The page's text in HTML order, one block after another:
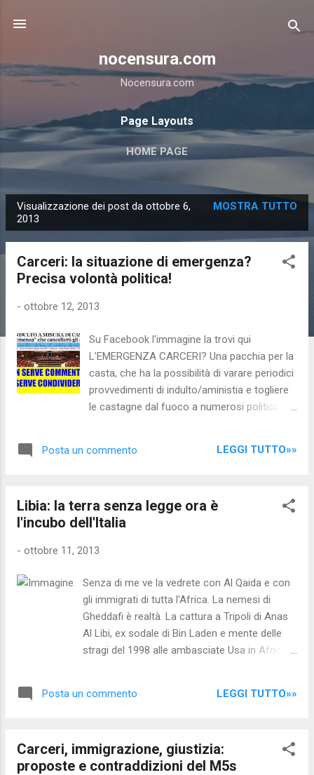
nocensura.com
Nocensura.com
Page Layouts
HOME PAGE
o
Visualizzazione dei post da ottobre 6,
2013
MOSTRA TUTTO
Carceri: la situazione di emergenza?
Precisa volontà politica!
- ottobre 12, 2013
Su Facebook l'immagine la trovi qui
L'EMERGENZA CARCERI? Una pacchia per la
casta, che ha la possibilità di varare periodici
provvedimenti di indulto/aministia e togliere
le castagne dal fuoco a numerosi politici;
solo. Decine di deputati e centinaia di
VOLONTA' POLITICA di farle essere tali: in
quanto da nord a sud ci sono DECINE DI
addirittura 38!: Vedi
i-allitaliana-le-carceri.html Strutture-
fantasma di cui nessuno parla: i politici
talvolta parlano di "costruire nuovi carceri"
senza mai citare quelli esistenti e non
utilizzati. Inoltre potrebbero essere
caserme dismesse con la fine della leva
Posta un commento LEGGI TUTTO»»
Libia: la terra senza legge ora è
l'incubo dell'Italia
- ottobre 11, 2013
Senza di me ve la vedrete con Al Qaida e con
gli immigrati di tutta l'Africa. La nemesi di
Gheddafi è realtà. La cattura a Tripoli di Anas
Al Libi, ex sodale di Bin Laden e mente delle
stragi del 1998 alle ambasciate Usa in Africa,
libico di Misurata. Quella tragedia e la cattura
ginocchio l'Italia. Il primo a saperlo è
l'amministratore delegato di Eni Paolo Scaroni,
Posta un commento LEGGI TUTTO»»
Carceri, immigrazione, giustizia:
proposte e contraddizioni del M5s